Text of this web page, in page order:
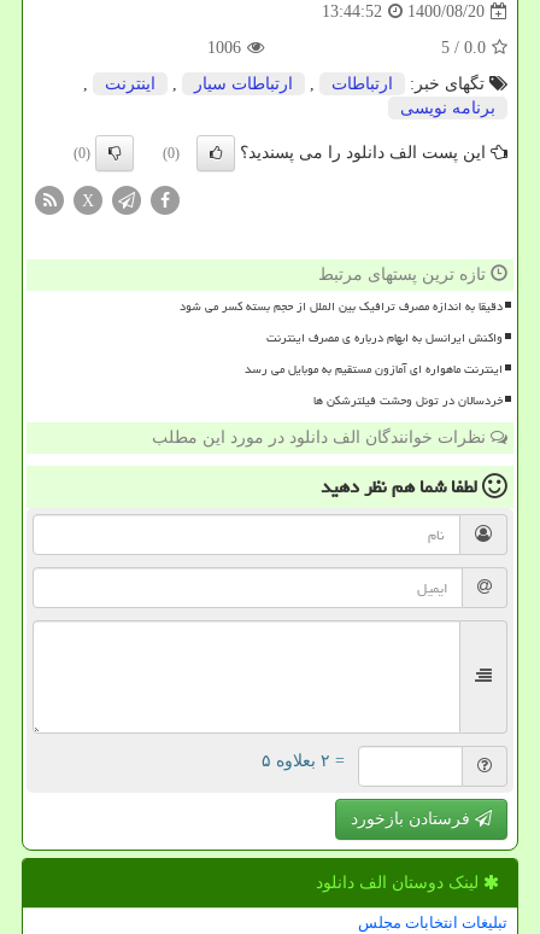
1400/08/20
13:44:52
0.0
/ 5
1006
تگهای خبر:
ارتباطات , ارتباطات سیار , اینترنت
,
برنامه نویسی
این پست الف دانلود را می پسندید؟ (0)
(0)
X
تازه ترین پستهای مرتبط
دقیقا به اندازه مصرف ترافیک بین الملل از حجم بسته کسر می شود
واکنش ایرانسل به ابهام درباره ی مصرف اینترنت
اینترنت ماهواره ای آمازون مستقیم به موبایل می رسد
خردسالان در تونل وحشت فیلترشکن ها
نظرات خوانندگان الف دانلود در مورد این مطلب
لطفا شما همنظر دهید
= ۲ بعلاوه ۵
فرستادن بازخورد
لینک دوستان الف دانلود
تبلیغات انتخابات مجلس